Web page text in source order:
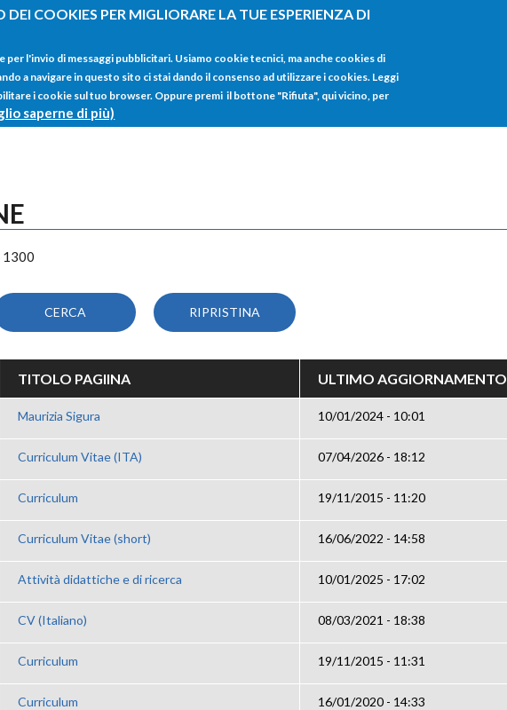
COOKIES PER MIGLIORARE LA TUE ESPERIENZA DI
l'invio di messaggi pubblicitari. Usiamo cookie tecnici, ma anche cookies di
a navigare in questo sito ci stai dando il consenso ad utilizzare i cookies. Leggi
i cookie sul tuo browser. Oppure premi il bottone "Rifiuta", qui vicino, per
saperne di più)
HOME
1300
TITOLO PAGIINA ULTIMO AGGIORNAMENTO
Maurizia Sigura 10/01/2024 - 10:01
Curriculum Vitae (ITA) 07/04/2026 - 18:12
Curriculum 19/11/2015 - 11:20
Curriculum Vitae (short) 16/06/2022 - 14:58
Attività didattiche e di ricerca 10/01/2025 - 17:02
CV (Italiano) 08/03/2021 - 18:38
Curriculum 19/11/2015 - 11:31
Curriculum 16/01/2020 - 14:33